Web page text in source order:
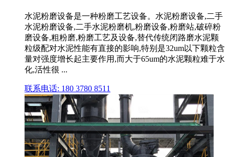
水泥粉磨设备是一种粉磨工艺设备。水泥粉磨设备,二手
水泥粉磨设备,二手水泥粉磨机,粉磨设备,粉磨站,破碎粉
磨设备,粗粉磨,粉磨工艺及设备,替代传统闭路磨水泥颗
粒级配对水泥性能有直接的影响,特别是32um以下颗粒含
量对强度增长起主要作用,而大于65um的水泥颗粒难于水
化,活性很 ...
联系电话: 180 3780 8511